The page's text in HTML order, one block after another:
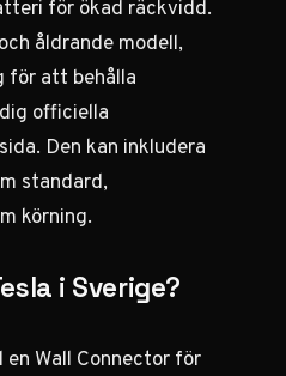
för ökad räckvidd.
åldrande modell,
för att behålla
officiella
Den kan inkludera
standard,
körning.
i Sverige?
en Wall Connector för